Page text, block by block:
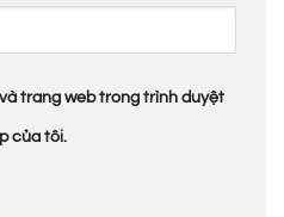
trang web trong trình duyệt
của tôi.